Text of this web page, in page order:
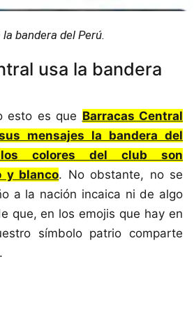
bandera del Perú.
usa la bandera
esto es que Barracas Central
mensajes la bandera del
colores del club son
y blanco. No obstante, no se
a la nación incaica ni de algo
que, en los emojis que hay en
símbolo patrio comparte